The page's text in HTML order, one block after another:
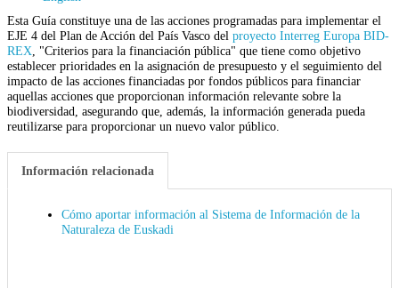
Esta Guía constituye una de las acciones programadas para implementar el
EJE 4 del Plan de Acción del País Vasco del proyecto Interreg Europa BID-
REX, "Criterios para la financiación pública" que tiene como objetivo
establecer prioridades en la asignación de presupuesto y el seguimiento del
impacto de las acciones financiadas por fondos públicos para financiar
aquellas acciones que proporcionan información relevante sobre la
biodiversidad, asegurando que, además, la información generada pueda
reutilizarse para proporcionar un nuevo valor público.
Información relacionada
Cómo aportar información al Sistema de Información de la
Naturaleza de Euskadi